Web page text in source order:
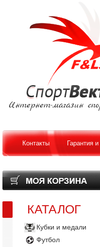
Интернет-магазин
Контакты Гарантия
КАТАЛОГ
Кубки и медали
Футбол